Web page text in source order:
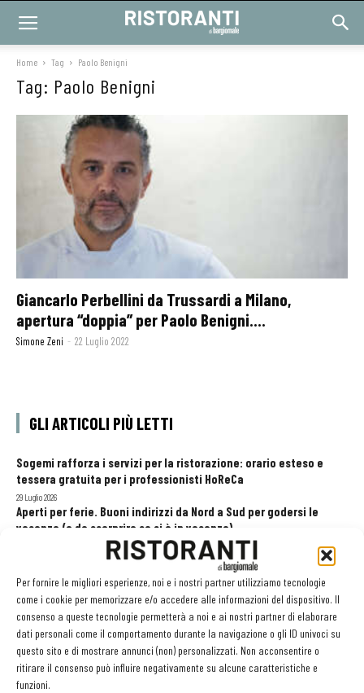
Per fornire le migliori esperienze, noi e i nostri partner utilizziamo tecnologie
come i cookie per memorizzare e/o accedere alle informazioni del dispositivo. Il
consenso a queste tecnologie permetterà a noi e ai nostri partner di elaborare
dati personali come il comportamento durante la navigazione o gli ID univoci su
questo sito e di mostrare annunci (non) personalizzati. Non acconsentire o
ritirare il consenso può influire negativamente su alcune caratteristiche e
funzioni.
Home Tag Paolo Benigni
Tag: Paolo Benigni
Giancarlo Perbellini da Trussardi a Milano,
apertura “doppia” per Paolo Benigni....
Simone Zeni - 22 Luglio 2022
GLI ARTICOLI PIÙ LETTI
Sogemi rafforza i servizi per la ristorazione: orario esteso e
tessera gratuita per i professionisti HoReCa
29 Luglio 2026
Aperti per ferie. Buoni indirizzi da Nord a Sud per godersi le
vacanze (o da scorprire se si è in vacanza)
Pos, compagni di gestione. Le ultime soluzioni delle aziende
8 Luglio 2026
EDICOLA WEB